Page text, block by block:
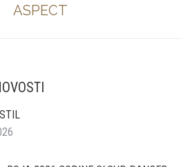
Next
ASPECT